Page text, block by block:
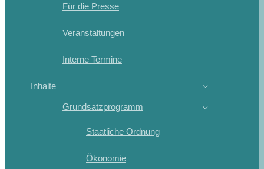
Für die Presse
Veranstaltungen
Interne Termine
Inhalte
Grundsatzprogramm
Staatliche Ordnung
Ökonomie